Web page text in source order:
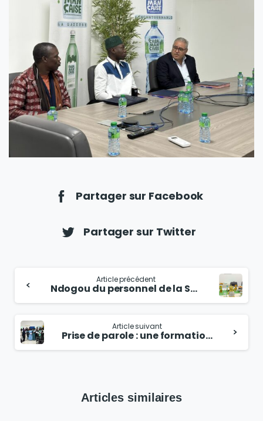
Partager sur Facebook
Partager sur Twitter
Article précédent
Ndogou du personnel de la SODECA
Article suivant
Prise de parole : une formation réussie
Articles similaires